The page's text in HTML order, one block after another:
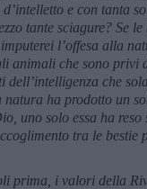
e con tanta
tante sciagure? Se
l’offesa alla
animali che sono
dell’intelligenza che
natura ha prodotto un
uno solo essa ha
tra le
prima, i valori della